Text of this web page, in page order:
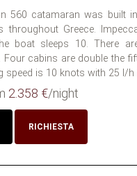
560 catamaran was built
throughout Greece.
boat sleeps 10. There
Four cabins are double the
speed is 10 knots with 25 l/h
2.358 €/night
RICHIESTA